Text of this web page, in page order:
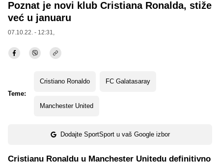
Poznat je novi klub Cristiana Ronalda, stiže
već u januaru
07.10.22. - 12:31,
Teme:
Cristiano Ronaldo FC Galatasaray
Manchester United
Dodajte SportSport u vaš Google izbor
Cristianu Ronaldu u Manchester Unitedu definitivno